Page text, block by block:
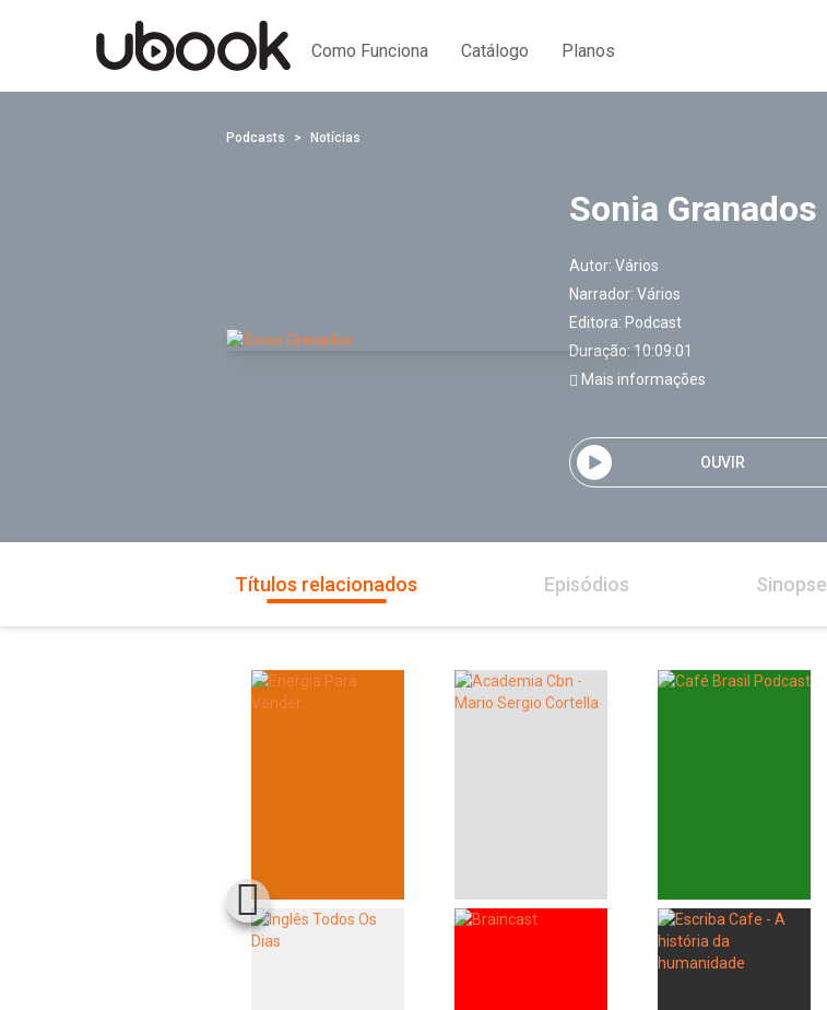
Como Funciona Catálogo Planos
Podcasts Notícias
Sonia Granados
Autor: Vários
Narrador: Vários
Editora: Podcast
Duração: 10:09:01
Mais informações
OUVIR
Títulos relacionados Episódios Sinopse